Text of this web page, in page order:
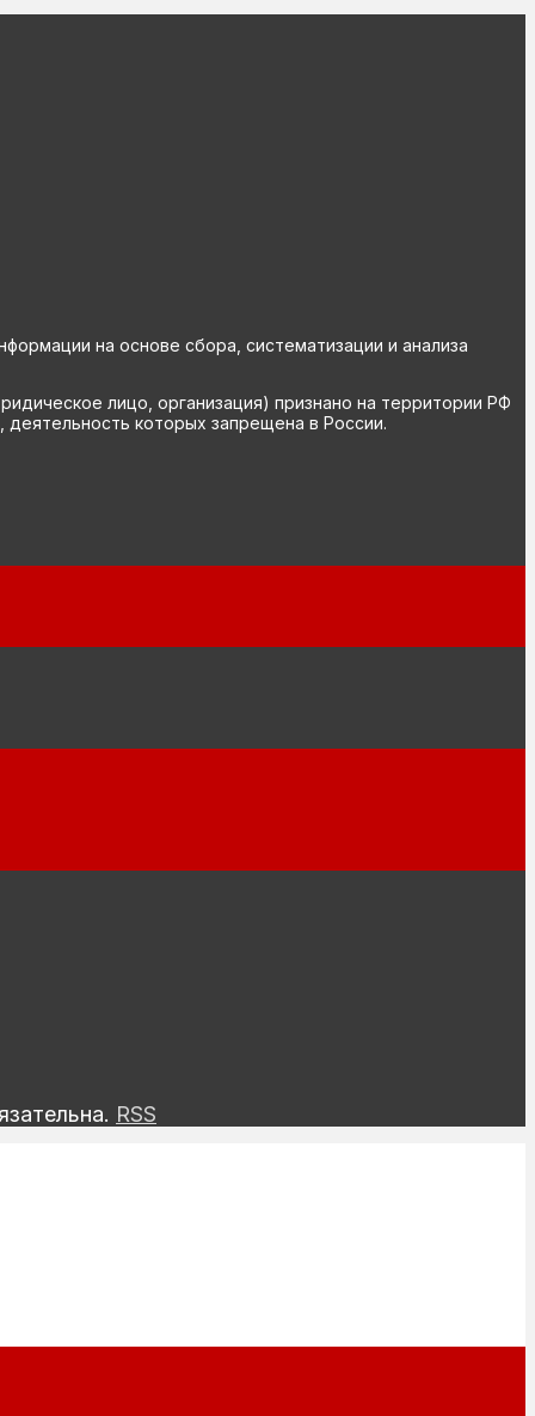
на основе сбора, систематизации и анализа
лицо, организация) признано на территории РФ
которых запрещена в России.
RSS